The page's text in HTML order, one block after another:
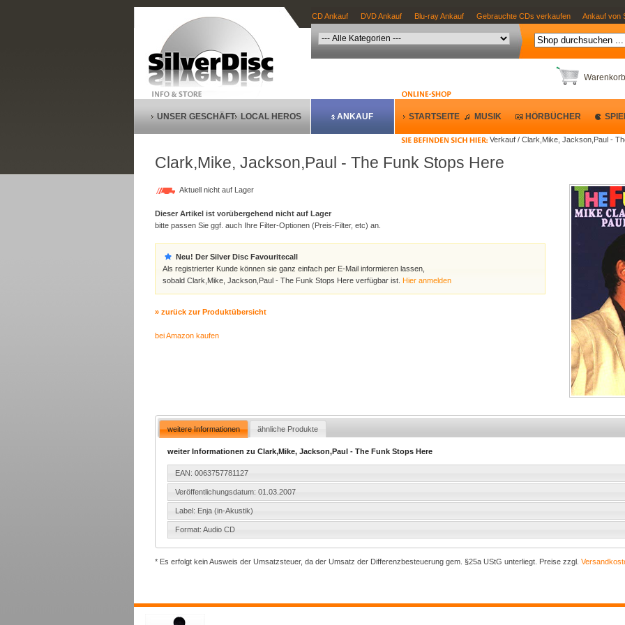
CD Ankauf DVD Ankauf Blu-ray Ankauf Gebrauchte CDs verkaufen Ankauf von
Warenkorb
Verkauf / Clark,Mike, Jackson,Paul -
UNSER GESCHÄFT LOCAL HEROS ANKAUF STARTSEITE MUSIK HÖRBÜCHER
Clark,Mike, Jackson,Paul - The Funk Stops Here
Aktuell nicht auf Lager
Dieser Artikel ist vorübergehend nicht auf Lager
bitte passen Sie ggf. auch Ihre Filter-Optionen (Preis-Filter, etc) an.
Neu! Der Silver Disc Favouritecall
Als registrierter Kunde können sie ganz einfach per E-Mail informieren lassen,
sobald Clark,Mike, Jackson,Paul - The Funk Stops Here verfügbar ist. Hier anmelden
» zurück zur Produktübersicht
bei Amazon kaufen
weitere Informationen ähnliche Produkte
weiter Informationen zu Clark,Mike, Jackson,Paul - The Funk Stops Here
EAN: 0063757781127
Veröffentlichungsdatum: 01.03.2007
Label: Enja (in-Akustik)
Format: Audio CD
* Es erfolgt kein Ausweis der Umsatzsteuer, da der Umsatz der Differenzbesteuerung gem. §25a UStG unterliegt. Preise zzgl.